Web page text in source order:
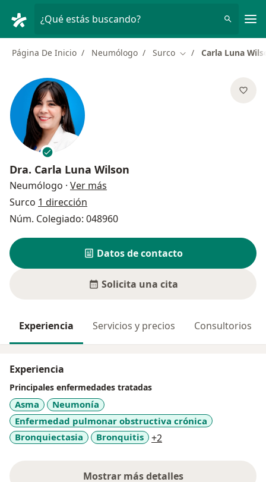
¿Qué estás buscando?
Página De Inicio Neumólogo Surco Cambiar de ciudad
Carla Luna
Dra. Carla Luna Wilson
Neumólogo · Ver más
Surco 1 dirección
Núm. Colegiado: 048960
Datos de contacto
Solicita una cita
Experiencia Servicios y precios Consultorios
Experiencia
Principales enfermedades tratadas
Asma
Neumonía
Enfermedad pulmonar obstructiva crónica
Bronquiectasia
Bronquitis +2
Mostrar más detalles